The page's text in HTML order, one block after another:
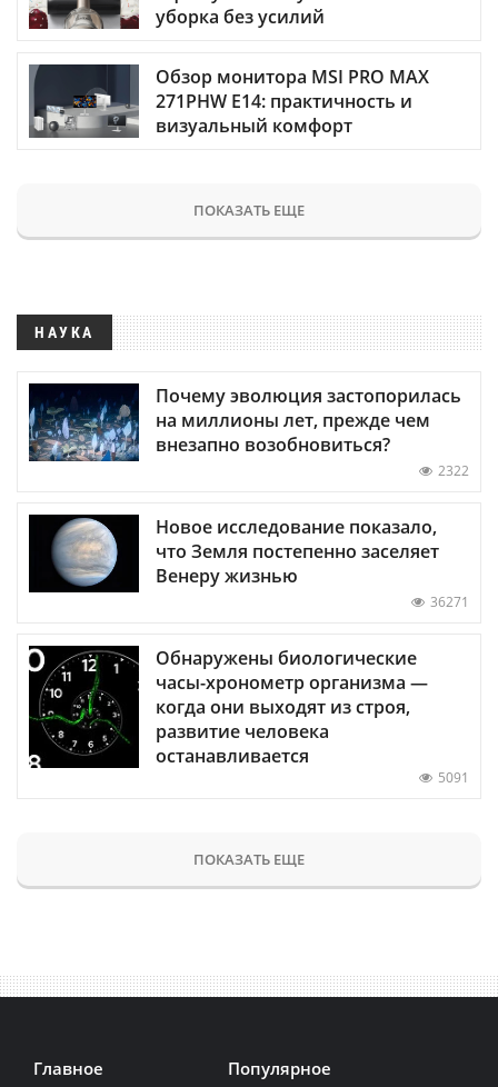
уборка без усилий
Обзор монитора MSI PRO MAX
271PHW E14: практичность и
визуальный комфорт
ПОКАЗАТЬ ЕЩЕ
НАУКА
Почему эволюция застопорилась
на миллионы лет, прежде чем
внезапно возобновиться?
2322
Новое исследование показало,
что Земля постепенно заселяет
Венеру жизнью
36271
Обнаружены биологические
часы-хронометр организма —
когда они выходят из строя,
развитие человека
останавливается
5091
ПОКАЗАТЬ ЕЩЕ
Главное Популярное